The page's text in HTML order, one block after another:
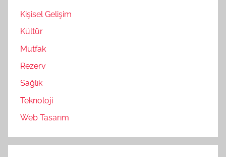
Kişisel Gelişim
Kültür
Mutfak
Rezerv
Sağlık
Teknoloji
Web Tasarım